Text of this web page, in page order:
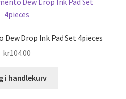
Dew Drop Ink Pad Set 4pieces
kr104.00
i handlekurv